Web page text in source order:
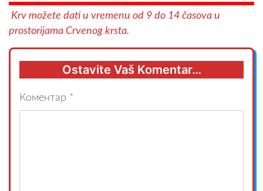
Krv možete dati u vremenu od 9 do 14 časova u
prostorijama Crvenog krsta.
Ostavite Vaš Komentar…
Коментар *